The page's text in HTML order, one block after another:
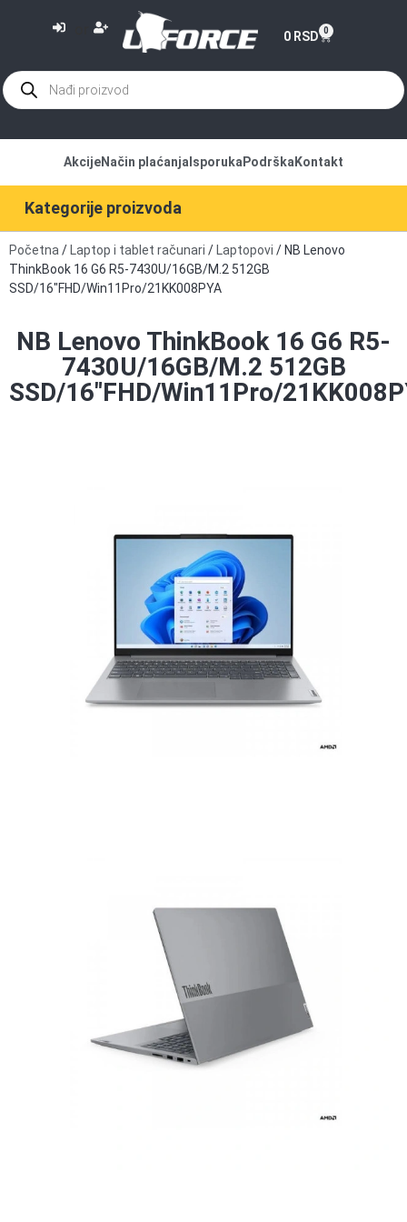
0 RSD 0
Kategorije proizvoda
AkcijeNačin plaćanja Isporuka Podrška Kontakt
Početna / Laptop i tablet računari / Laptopovi / NB Lenovo
ThinkBook 16 G6 R5-7430U/16GB/M.2 512GB
SSD/16″FHD/Win11Pro/21KK008PYA
NB Lenovo ThinkBook 16 G6 R5-
7430U/16GB/M.2 512GB
SSD/16″FHD/Win11Pro/